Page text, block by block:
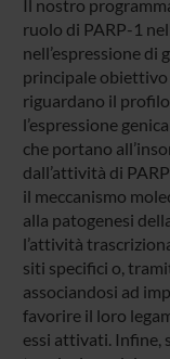
Il nostro
ruolo di PARP-1
nell’espressione di
principale obiettivo
riguardano il
l’espressione
che portano
dall’attività di
il meccanismo
alla patogenesi
l’attività
siti specifici o,
associandosi ad
favorire il loro
essi attivati. Infine,